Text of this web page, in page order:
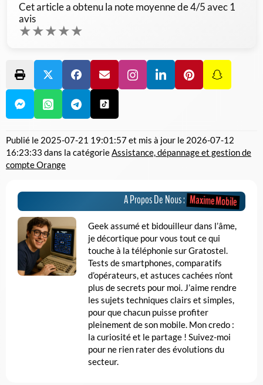
Cet article a obtenu la note moyenne de4/5 avec 1
avis
★★★★★
Publié le 2025-07-21 19:01:57et mis à jour le 2026-07-12
16:23:33 dans la catégorieAssistance, dépannage et gestion de
compte Orange
A Propos De Nous :Maxime Mobile
Geek assumé et bidouilleur dans l’âme,
je décortique pour vous tout ce qui
touche à la téléphonie sur Gratostel.
Tests de smartphones, comparatifs
d’opérateurs, et astuces cachées n’ont
plus de secrets pour moi. J’aime rendre
les sujets techniques clairs et simples,
pour que chacun puisse profiter
pleinement de son mobile. Mon credo :
la curiosité et le partage ! Suivez-moi
pour ne rien rater des évolutions du
secteur.